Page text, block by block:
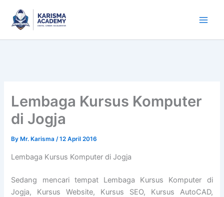
content
Lembaga Kursus Komputer
di Jogja
By Mr. Karisma/12 April 2016
Lembaga Kursus Komputer di Jogja
Sedang mencari tempat Lembaga Kursus Komputer di
Jogja, Kursus Website, Kursus SEO, Kursus AutoCAD,